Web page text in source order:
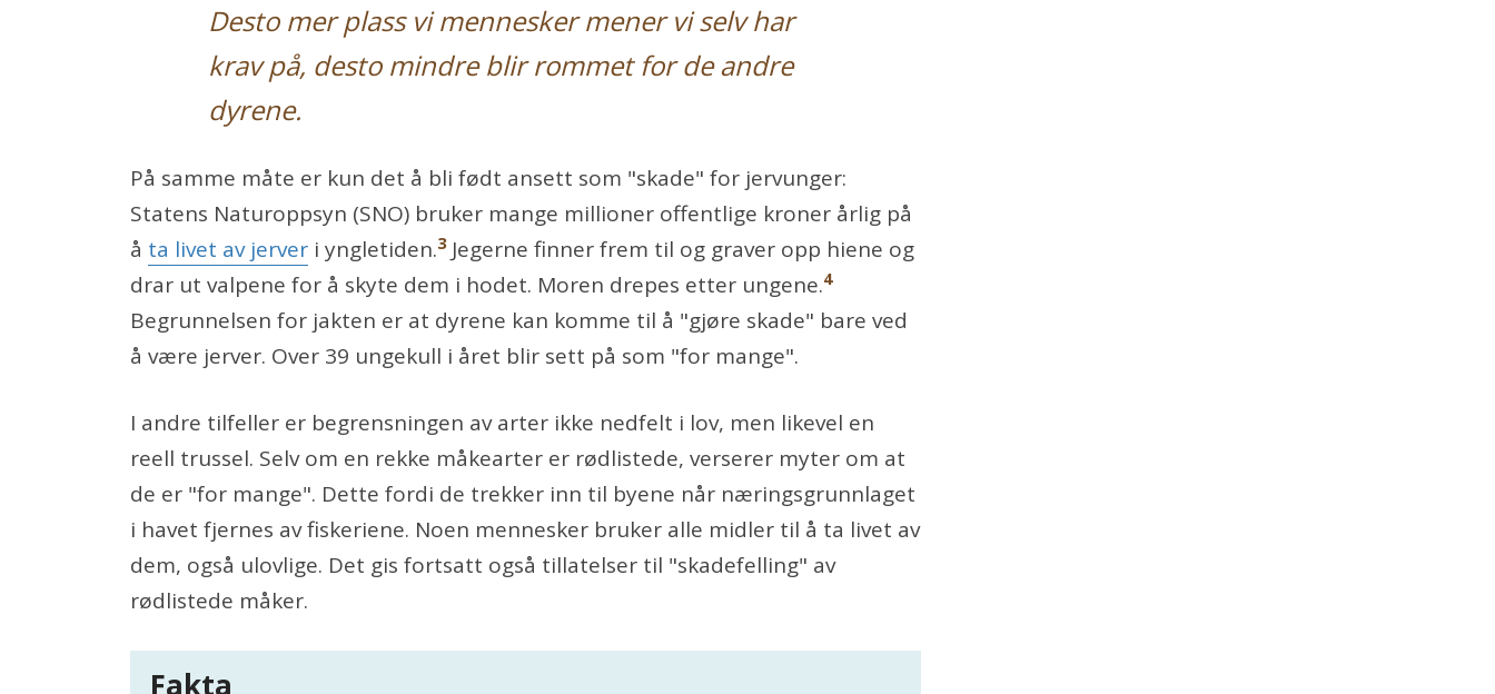
Desto mer plass vi mennesker mener vi selv har
krav på, desto mindre blir rommet for de andre
dyrene.
På samme måte er kun det å bli født ansett som "skade" for jervunger:
Statens Naturoppsyn (SNO) bruker mange millioner offentlige kroner årlig på
å ta livet av jerver i yngletiden.3Jegerne finner frem til og graver opp hiene og
drar ut valpene for å skyte dem i hodet. Moren drepes etter ungene.4
Begrunnelsen for jakten er at dyrene kan komme til å "gjøre skade" bare ved
å være jerver. Over 39 ungekull i året blir sett på som "for mange".
I andre tilfeller er begrensningen av arter ikke nedfelt i lov, men likevel en
reell trussel. Selv om en rekke måkearter er rødlistede, verserer myter om at
de er "for mange". Dette fordi de trekker inn til byene når næringsgrunnlaget
i havet fjernes av fiskeriene. Noen mennesker bruker alle midler til å ta livet av
dem, også ulovlige. Det gis fortsatt også tillatelser til "skadefelling" av
rødlistede måker.
Fakta